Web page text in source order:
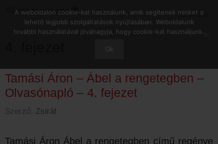
tartalomba
Menu
Tamási Áron – Ábel a rengetegben –
Olvasónapló – 4. fejezet
Szerző: Zsiráf
Tamási Áron Ábel a rengetegben című regénye
A weboldalon cookie-kat használunk, amik segítenek minket a
lehető legjobb szolgáltatások nyújtásában. Weboldalunk
további használatával jóváhagyja, hogy cookie-kat használjunk.
Ok